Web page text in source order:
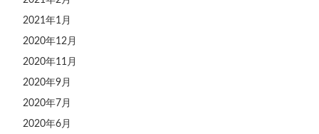
2021年1月
2020年12月
2020年11月
2020年9月
2020年7月
2020年6月